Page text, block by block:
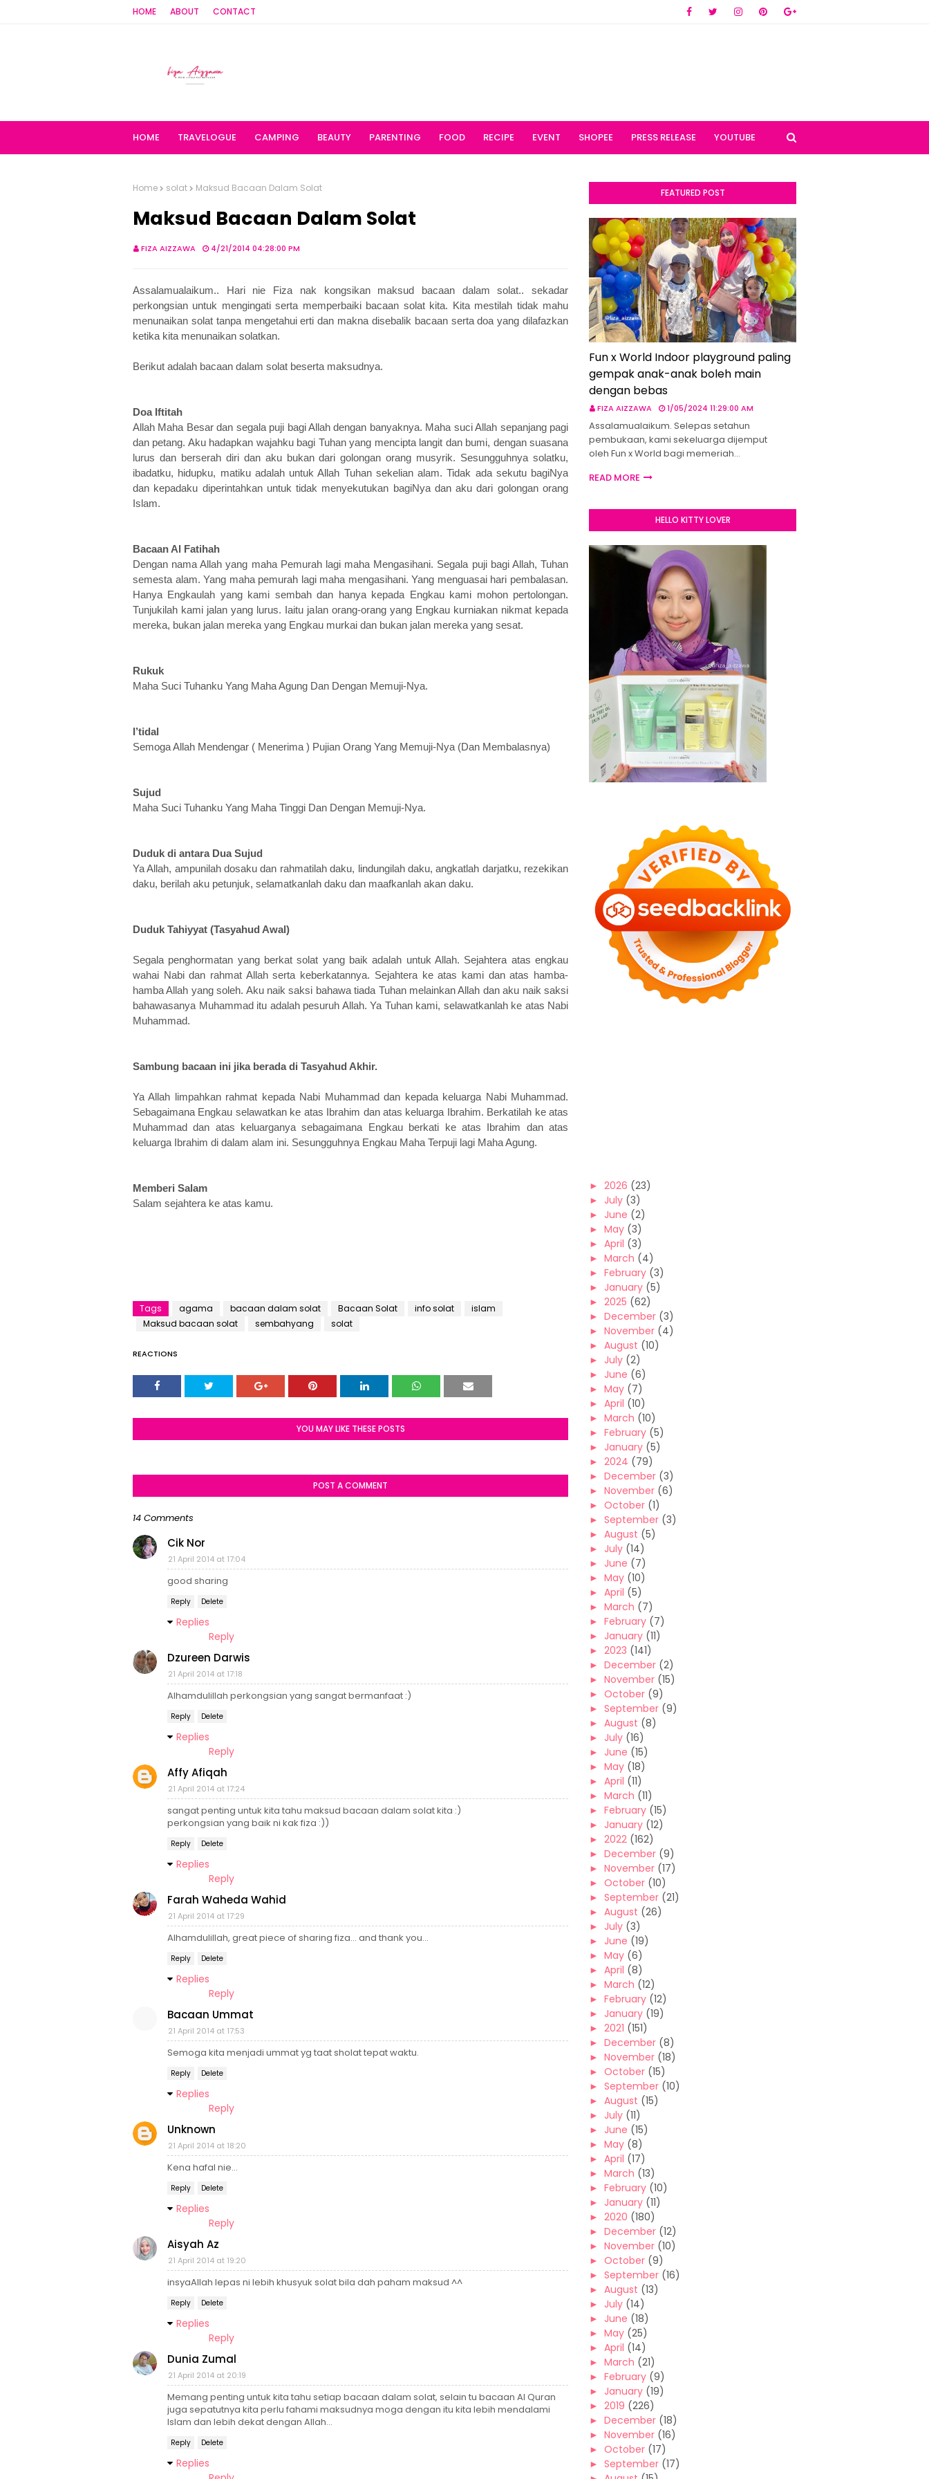
HOME ABOUT CONTACT
HOME TRAVELOGUE CAMPING BEAUTY PARENTING FOOD RECIPE EVENT SHOPEE PRESS RELEASE YOUTUBE
Home solat Maksud Bacaan Dalam Solat
Maksud Bacaan Dalam Solat
FIZA AIZZAWA 4/21/2014 04:28:00 PM
Assalamualaikum.. Hari nie Fiza nak kongsikan maksud bacaan dalam solat.. sekadar
perkongsian untuk mengingati serta memperbaiki bacaan solat kita. Kita mestilah tidak mahu
menunaikan solat tanpa mengetahui erti dan makna disebalik bacaan serta doa yang dilafazkan
ketika kita menunaikan solatkan.
Berikut adalah bacaan dalam solat beserta maksudnya.
Doa Iftitah
Allah Maha Besar dan segala puji bagi Allah dengan banyaknya. Maha suci Allah sepanjang pagi
dan petang. Aku hadapkan wajahku bagi Tuhan yang mencipta langit dan bumi, dengan suasana
lurus dan berserah diri dan aku bukan dari golongan orang musyrik. Sesungguhnya solatku,
ibadatku, hidupku, matiku adalah untuk Allah Tuhan sekelian alam. Tidak ada sekutu bagiNya
dan kepadaku diperintahkan untuk tidak menyekutukan bagiNya dan aku dari golongan orang
Islam.
Bacaan Al Fatihah
Dengan nama Allah yang maha Pemurah lagi maha Mengasihani. Segala puji bagi Allah, Tuhan
semesta alam. Yang maha pemurah lagi maha mengasihani. Yang menguasai hari pembalasan.
Hanya Engkaulah yang kami sembah dan hanya kepada Engkau kami mohon pertolongan.
Tunjukilah kami jalan yang lurus. Iaitu jalan orang-orang yang Engkau kurniakan nikmat kepada
mereka, bukan jalan mereka yang Engkau murkai dan bukan jalan mereka yang sesat.
Rukuk
Maha Suci Tuhanku Yang Maha Agung Dan Dengan Memuji-Nya.
I’tidal
Semoga Allah Mendengar ( Menerima ) Pujian Orang Yang Memuji-Nya (Dan Membalasnya)
Sujud
Maha Suci Tuhanku Yang Maha Tinggi Dan Dengan Memuji-Nya.
Duduk di antara Dua Sujud
Ya Allah, ampunilah dosaku dan rahmatilah daku, lindungilah daku, angkatlah darjatku, rezekikan
daku, berilah aku petunjuk, selamatkanlah daku dan maafkanlah akan daku.
Duduk Tahiyyat (Tasyahud Awal)
Segala penghormatan yang berkat solat yang baik adalah untuk Allah. Sejahtera atas engkau
wahai Nabi dan rahmat Allah serta keberkatannya. Sejahtera ke atas kami dan atas hamba-
hamba Allah yang soleh. Aku naik saksi bahawa tiada Tuhan melainkan Allah dan aku naik saksi
bahawasanya Muhammad itu adalah pesuruh Allah. Ya Tuhan kami, selawatkanlah ke atas Nabi
Muhammad.
Sambung bacaan ini jika berada di Tasyahud Akhir.
Ya Allah limpahkan rahmat kepada Nabi Muhammad dan kepada keluarga Nabi Muhammad.
Sebagaimana Engkau selawatkan ke atas Ibrahim dan atas keluarga Ibrahim. Berkatilah ke atas
Muhammad dan atas keluarganya sebagaimana Engkau berkati ke atas Ibrahim dan atas
keluarga Ibrahim di dalam alam ini. Sesungguhnya Engkau Maha Terpuji lagi Maha Agung.
Memberi Salam
Salam sejahtera ke atas kamu.
Tags agama bacaan dalam solat Bacaan Solat info solat
islam
Maksud bacaan solat
sembahyang solat
REACTIONS
YOU MAY LIKE THESE POSTS
POST A COMMENT
14 Comments
Cik Nor
21 April 2014 at 17:04
good sharing
Reply Delete
Replies
Reply
Dzureen Darwis
21 April 2014 at 17:18
Alhamdulillah perkongsian yang sangat bermanfaat :)
Reply Delete
Replies
Reply
Affy Afiqah
21 April 2014 at 17:24
sangat penting untuk kita tahu maksud bacaan dalam solat kita :)
perkongsian yang baik ni kak fiza :))
Reply Delete
Replies
Reply
Farah Waheda Wahid
21 April 2014 at 17:29
Alhamdulillah, great piece of sharing fiza... and thank you...
Reply Delete
Replies
Reply
Bacaan Ummat
21 April 2014 at 17:53
Semoga kita menjadi ummat yg taat sholat tepat waktu.
Reply Delete
Replies
Reply
Unknown
21 April 2014 at 18:20
Kena hafal nie...
Reply Delete
Replies
Reply
Aisyah Az
21 April 2014 at 19:20
insyaAllah lepas ni lebih khusyuk solat bila dah paham maksud ^^
Reply Delete
Replies
Reply
Dunia Zumal
21 April 2014 at 20:19
Memang penting untuk kita tahu setiap bacaan dalam solat, selain tu bacaan Al Quran
juga sepatutnya kita perlu fahami maksudnya moga dengan itu kita lebih mendalami
Islam dan lebih dekat dengan Allah...
Reply Delete
Replies
FEATURED POST
Fun x World Indoor playground paling
gempak anak-anak boleh main
dengan bebas
FIZA AIZZAWA 1/05/2024 11:29:00 AM
Assalamualaikum. Selepas setahun
pembukaan, kami sekeluarga dijemput
oleh Fun x World bagi memeriah…
READ MORE
HELLO KITTY LOVER
► 2026 (23)
► July (3)
► June (2)
► May (3)
► April (3)
► March (4)
► February (3)
► January (5)
► 2025 (62)
► December (3)
► November (4)
► August (10)
► July (2)
► June (6)
► May (7)
► April (10)
► March (10)
► February (5)
► January (5)
► 2024 (79)
► December (3)
► November (6)
► October (1)
► September (3)
► August (5)
► July (14)
► June (7)
► May (10)
► April (5)
► March (7)
► February (7)
► January (11)
► 2023 (141)
► December (2)
► November (15)
► October (9)
► September (9)
► August (8)
► July (16)
► June (15)
► May (18)
► April (11)
► March (11)
► February (15)
► January (12)
► 2022 (162)
► December (9)
► November (17)
► October (10)
► September (21)
► August (26)
► July (3)
► June (19)
► May (6)
► April (8)
► March (12)
► February (12)
► January (19)
► 2021 (151)
► December (8)
► November (18)
► October (15)
► September (10)
► August (15)
► July (11)
► June (15)
► May (8)
► April (17)
► March (13)
► February (10)
► January (11)
► 2020 (180)
► December (12)
► November (10)
► October (9)
► September (16)
► August (13)
► July (14)
► June (18)
► May (25)
► April (14)
► March (21)
► February (9)
► January (19)
► 2019 (226)
► December (18)
► November (16)
► October (17)
► September (17)